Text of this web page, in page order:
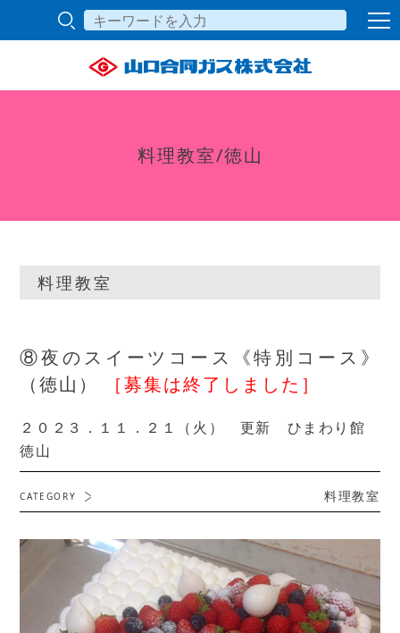
料理教室/徳山
料理教室
⑧夜のスイーツコース《特別コース》
（徳山）
［募集は終了しました］
２０２３．１１．２１（火） 更新 ひまわり館
徳山
CATEGORY 料理教室